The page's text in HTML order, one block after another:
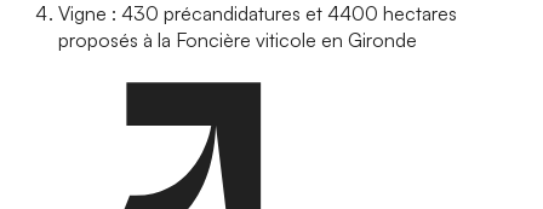
Vigne : 430 précandidatures et 4400 hectares
proposés à la Foncière viticole en Gironde